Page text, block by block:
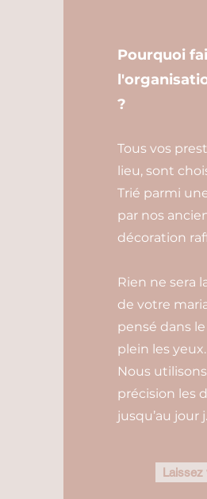
Pourquoi
?
Tous vos
lieu, sont
Trié parmi
par nos
décoration
Rien ne sera
de votre
pensé dans
plein les yeux.
Nous
précision les
jusqu’au jour j.
Laissez